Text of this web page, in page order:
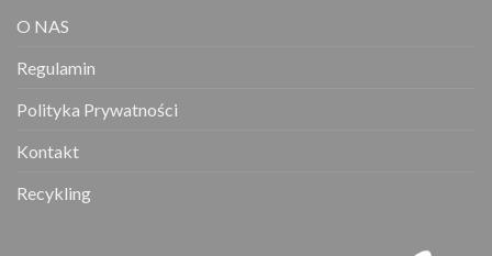
O NAS
Regulamin
Polityka Prywatności
Kontakt
Recykling